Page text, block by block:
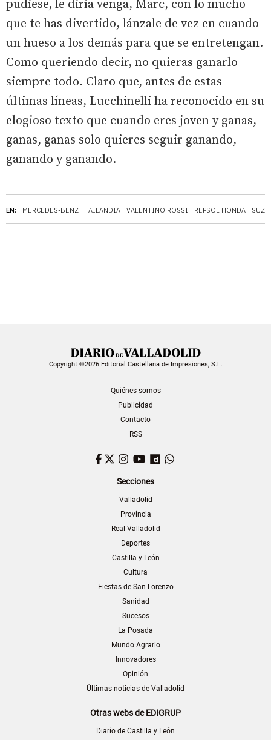
EN: MERCEDES-BENZ TAILANDIA VALENTINO ROSSI REPSOL HONDA
pudiese, le diría venga, Marc, con lo mucho
que te has divertido, lánzale de vez en cuando
un hueso a los demás para que se entretengan.
Como queriendo decir, no quieras ganarlo
siempre todo. Claro que, antes de estas
últimas líneas, Lucchinelli ha reconocido en su
elogioso texto que cuando eres joven y ganas,
ganas, ganas solo quieres seguir ganando,
ganando y ganando.
Copyright ©2026 Editorial Castellana de Impresiones, S.L.
Quiénes somos
Publicidad
Contacto
RSS
Facebook
TwitterInstagram
YouTubeDailymotion
Secciones
Valladolid
Provincia
Real Valladolid
Deportes
Castilla y León
Cultura
Fiestas de San Lorenzo
Sanidad
Sucesos
La Posada
Mundo Agrario
Innovadores
Opinión
Últimas noticias de Valladolid
Otras webs de EDIGRUP
Diario de Castilla y León